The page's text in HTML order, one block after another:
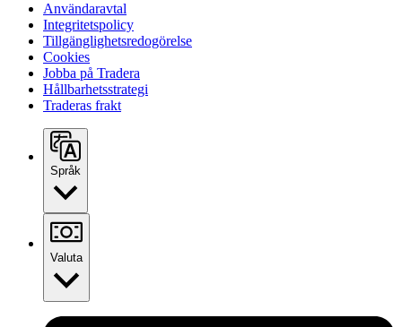
Användaravtal
Integritetspolicy
Tillgänglighetsredogörelse
Cookies
Jobba på Tradera
Hållbarhetsstrategi
Traderas frakt
Språk
Valuta